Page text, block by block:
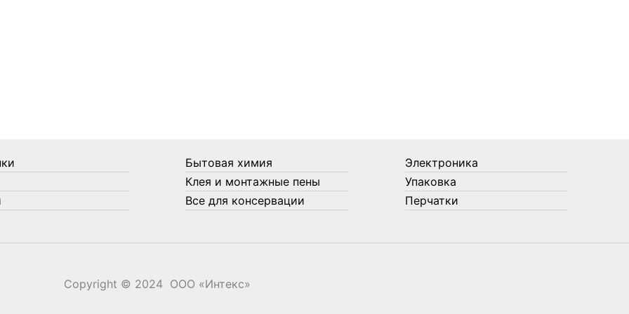
Бытовая химия
Клея и монтажные пены
Все для консервации
Электроника
Упаковка
Перчатки
Copyright © 2024 ООО «‎Интекс»‎